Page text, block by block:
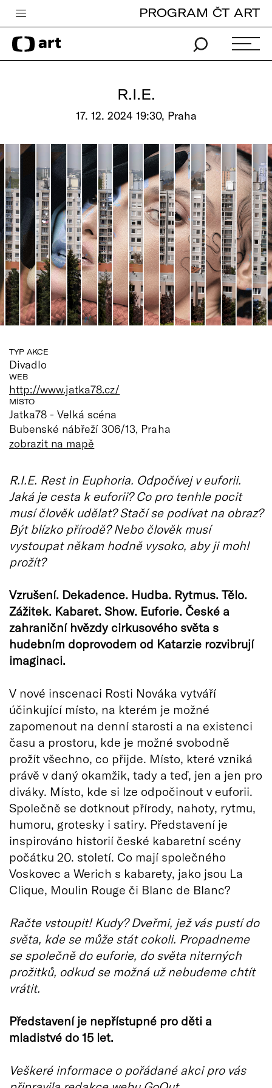
Česká televize
Zpravodajství
Pro děti
edu
Vše o ČT
PROGRAM ČT ART
R.I.E.
17. 12. 2024 19:30, Praha
TYP AKCE
Divadlo
WEB
http://www.jatka78.cz/
MÍSTO
Jatka78 - Velká scéna
Bubenské nábřeží 306/13, Praha
zobrazit na mapě
R.I.E. Rest in Euphoria. Odpočívej v euforii.
Jaká je cesta k euforii? Co pro tenhle pocit
musí člověk udělat? Stačí se podívat na obraz?
Být blízko přírodě? Nebo člověk musí
vystoupat někam hodně vysoko, aby ji mohl
prožít?
Vzrušení. Dekadence. Hudba. Rytmus. Tělo.
Zážitek. Kabaret. Show. Euforie. České a
zahraniční hvězdy cirkusového světa s
hudebním doprovodem od Katarzie rozvibrují
imaginaci.
V nové inscenaci Rosti Nováka vytváří
účinkující místo, na kterém je možné
zapomenout na denní starosti a na existenci
času a prostoru, kde je možné svobodně
prožít všechno, co přijde. Místo, které vzniká
právě v daný okamžik, tady a teď, jen a jen pro
diváky. Místo, kde si lze odpočinout v euforii.
Společně se dotknout přírody, nahoty, rytmu,
humoru, grotesky i satiry. Představení je
inspirováno historií české kabaretní scény
počátku 20. století. Co mají společného
Voskovec a Werich s kabarety, jako jsou La
Clique, Moulin Rouge či Blanc de Blanc?
Račte vstoupit! Kudy? Dveřmi, jež vás pustí do
světa, kde se může stát cokoli. Propadneme
se společně do euforie, do světa niterných
prožitků, odkud se možná už nebudeme chtít
vrátit.
Představení je nepřístupné pro děti a
mladistvé do 15 let.
Veškeré informace o pořádané akci pro vás